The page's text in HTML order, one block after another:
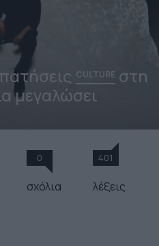
CULTURE στη
μεγαλώσει
0
σχόλια
401
λέξεις